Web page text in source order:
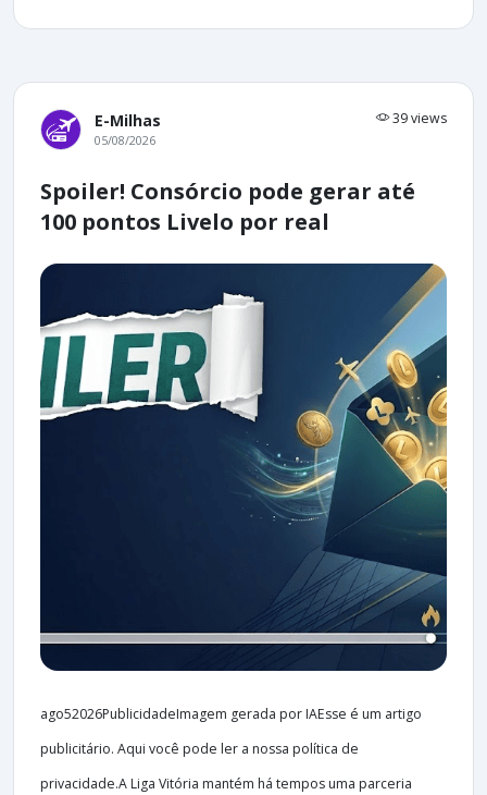
E-Milhas 39 views
05/08/2026
Spoiler! Consórcio pode gerar até
100 pontos Livelo por real
ago52026PublicidadeImagem gerada por IAEsse é um artigo
publicitário. Aqui você pode ler a nossa política de
privacidade.A Liga Vitória mantém há tempos uma parceria